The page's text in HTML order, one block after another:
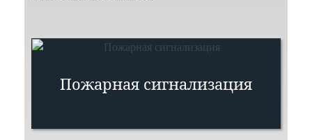
Пожарная сигнализация